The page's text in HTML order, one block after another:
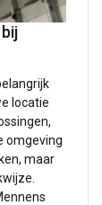
locatie
omgeving
maar